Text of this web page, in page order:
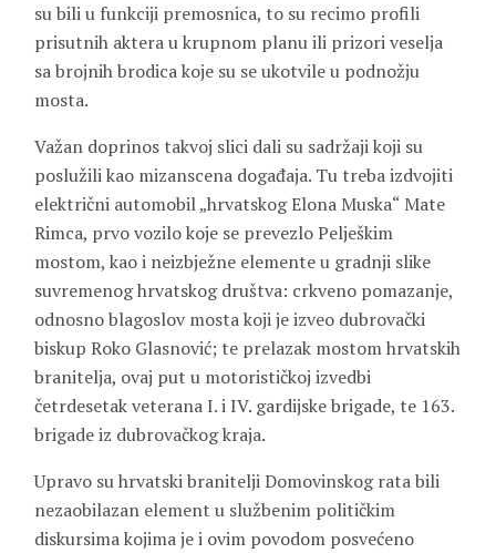
su bili u funkciji premosnica, to su recimo profili
prisutnih aktera u krupnom planu ili prizori veselja
sa brojnih brodica koje su se ukotvile u podnožju
mosta.
Važan doprinos takvoj slici dali su sadržaji koji su
poslužili kao mizanscena događaja. Tu treba izdvojiti
električni automobil „hrvatskog Elona Muska“ Mate
Rimca, prvo vozilo koje se prevezlo Pelješkim
mostom, kao i neizbježne elemente u gradnji slike
suvremenog hrvatskog društva: crkveno pomazanje,
odnosno blagoslov mosta koji je izveo dubrovački
biskup Roko Glasnović; te prelazak mostom hrvatskih
branitelja, ovaj put u motorističkoj izvedbi
četrdesetak veterana I. i IV. gardijske brigade, te 163.
brigade iz dubrovačkog kraja.
Upravo su hrvatski branitelji Domovinskog rata bili
nezaobilazan element u službenim političkim
diskursima kojima je i ovim povodom posvećeno